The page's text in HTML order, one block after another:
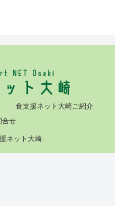
食支援ネット大崎ご紹介
合せ
ネット大崎.